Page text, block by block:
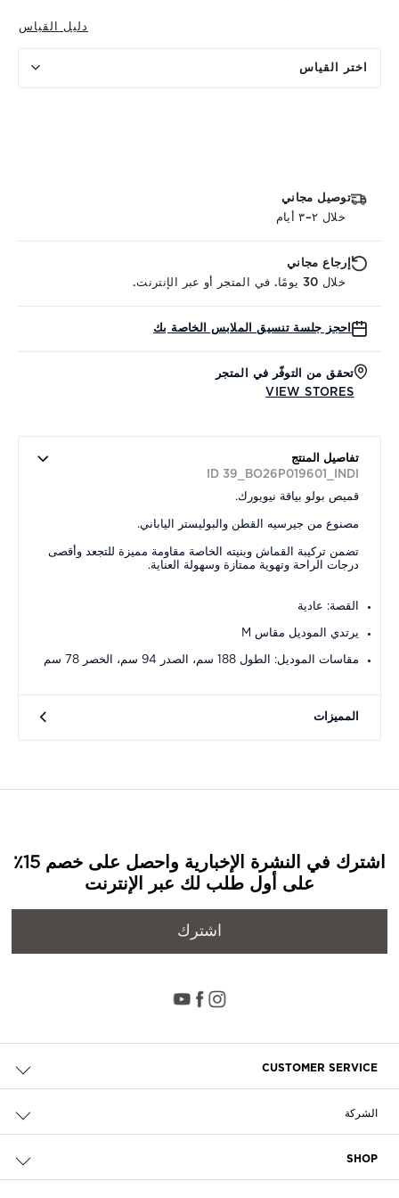
دليل القياس
اختر القياس
توصيل مجاني
خلال ٢–٣ أيام
إرجاع مجاني
خلال 30 يومًا. في المتجر أو عبر الإنترنت.
احجز جلسة تنسيق الملابس الخاصة بك
تحقق من التوفّر في المتجر
VIEW STORES
تفاصيل المنتج
ID 39_BO26P019601_INDI
قميص بولو بياقة نيويورك.
مصنوع من جيرسيه القطن والبوليستر الياباني.
تضمن تركيبة القماش وبنيته الخاصة مقاومة مميزة للتجعد وأقصى
درجات الراحة وتهوية ممتازة وسهولة العناية.
القصة: عادية
يرتدي الموديل مقاس M
مقاسات الموديل: الطول 188 سم، الصدر 94 سم، الخصر 78 سم
المميزات
اشترك في النشرة الإخبارية واحصل على خصم 15٪
على أول طلب لك عبر الإنترنت
اشترك
CUSTOMER SERVICE
الدفع
إرجاع مجاني
الشركة
SHOP